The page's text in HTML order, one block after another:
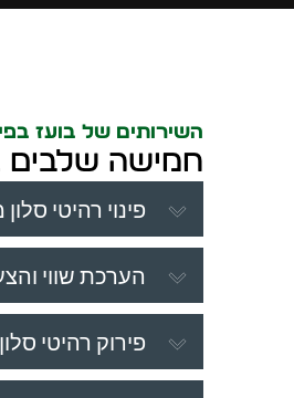
השירותים של בועז
חמישה שלבים
פינוי רהיטי
הערכת שווי
פירוק רהיטי